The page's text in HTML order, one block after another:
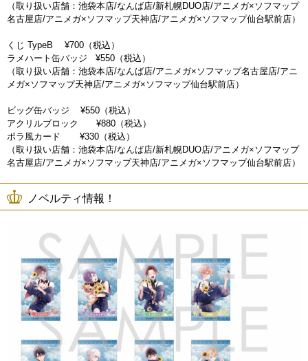
（取り扱い店舗：池袋本店/なんば店/新札幌DUO店/アニメガ×ソフマップ
名古屋店/アニメガ×ソフマップ天神店/アニメガ×ソフマップ仙台駅前店）
くじ TypeB ¥700（税込）
ラメハート缶バッジ ¥550（税込）
（取り扱い店舗：池袋本店/なんば店/アニメガ×ソフマップ名古屋店/アニ
メガ×ソフマップ天神店/アニメガ×ソフマップ仙台駅前店）
ビッグ缶バッジ ¥550（税込）
アクリルブロック ¥880（税込）
ポラ風カード ¥330（税込）
（取り扱い店舗：池袋本店/なんば店/新札幌DUO店/アニメガ×ソフマップ
名古屋店/アニメガ×ソフマップ天神店/アニメガ×ソフマップ仙台駅前店）
ノベルティ情報！